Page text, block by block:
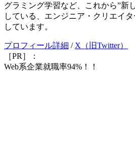
グラミング学習など、これから”新
している、エンジニア・クリエイ
しています。
プロフィール詳細 / X（旧Twitter）
［PR］：
Web系企業就職率94%！！